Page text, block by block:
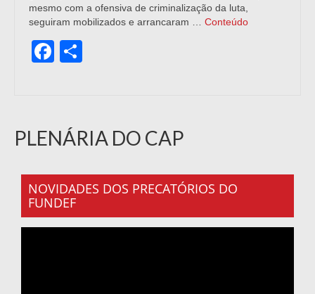
mesmo com a ofensiva de criminalização da luta,
seguiram mobilizados e arrancaram … Conteúdo
Facebook
PLENÁRIA DO CAP
NOVIDADES DOS PRECATÓRIOS DO
FUNDEF